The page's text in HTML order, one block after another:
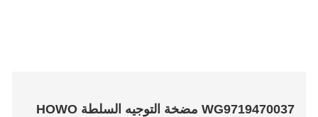
WG9719470037 مضخة التوجيه السلطة HOWO